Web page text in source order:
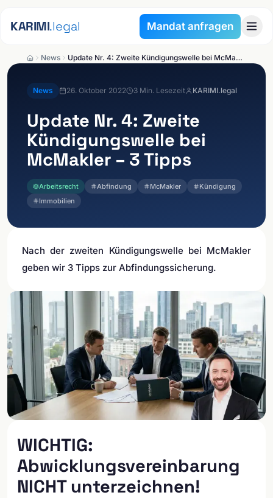
KARIMI.legal Mandat anfragen
News Update Nr. 4: Zweite Kündigungswelle bei McMakler – 3 Tipps
News 26. Oktober 2022 3 Min. Lesezeit KARIMI.legal
Update Nr. 4: Zweite
Kündigungswelle bei
McMakler – 3 Tipps
Arbeitsrecht Abfindung McMakler
Kündigung
Immobilien
Nach der zweiten Kündigungswelle bei McMakler
geben wir 3 Tipps zur Abfindungssicherung.
WICHTIG:
Abwicklungsvereinbarung
NICHT unterzeichnen!